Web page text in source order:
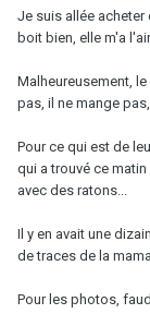
Je suis allée
boit bien, elle m'a
Malheureusement,
pas, il ne mange
Pour ce qui est de
qui a trouvé ce
avec des ratons...
Il y en avait une
de traces de la
Pour les photos,